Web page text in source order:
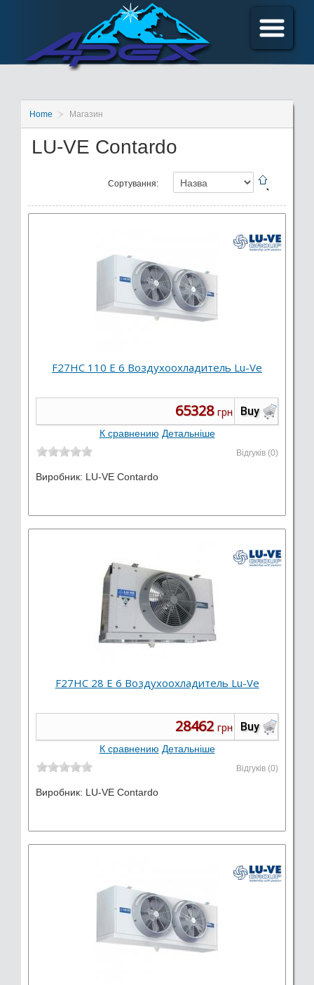
Home Магазин
LU-VE Contardo
Сортування:
F27HC 110 E 6 Воздухоохладитель Lu-Ve
Buy
65328 грн
К сравнению Детальніше
Відгуків (0)
Виробник: LU-VE Contardo
F27HC 28 E 6 Воздухоохладитель Lu-Ve
Buy
28462 грн
К сравнению Детальніше
Відгуків (0)
Виробник: LU-VE Contardo